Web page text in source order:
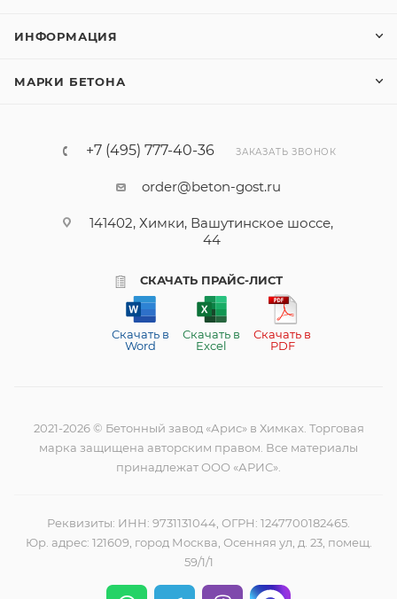
ИНФОРМАЦИЯ
МАРКИ БЕТОНА
+7 (495) 777-40-36 ЗАКАЗАТЬ ЗВОНОК
order@beton-gost.ru
141402, Химки, Вашутинское шоссе,
44
СКАЧАТЬ ПРАЙС-ЛИСТ
Скачать в
Word
Скачать в
Excel
Скачать в
PDF
2021-2026 © Бетонный завод «Арис» в Химках. Торговая
марка защищена авторским правом. Все материалы
принадлежат ООО «АРИС».
Реквизиты: ИНН: 9731131044, ОГРН: 1247700182465.
Юр. адрес: 121609, город Москва, Осенняя ул, д. 23, помещ.
59/1/1